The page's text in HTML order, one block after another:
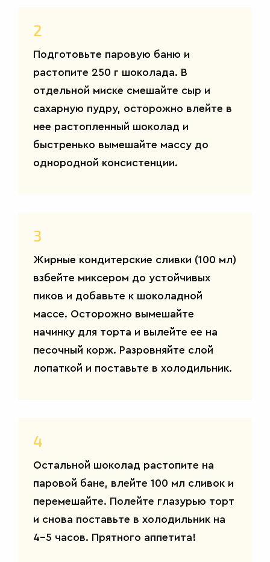
2
Подготовьте паровую баню и
растопите 250 г шоколада. В
отдельной миске смешайте сыр и
сахарную пудру, осторожно влейте в
нее растопленный шоколад и
быстренько вымешайте массу до
однородной консистенции.
3
Жирные кондитерские сливки (100 мл)
взбейте миксером до устойчивых
пиков и добавьте к шоколадной
массе. Осторожно вымешайте
начинку для торта и вылейте ее на
песочный корж. Разровняйте слой
лопаткой и поставьте в холодильник.
4
Остальной шоколад растопите на
паровой бане, влейте 100 мл сливок и
перемешайте. Полейте глазурью торт
и снова поставьте в холодильник на
4-5 часов. Прятного аппетита!